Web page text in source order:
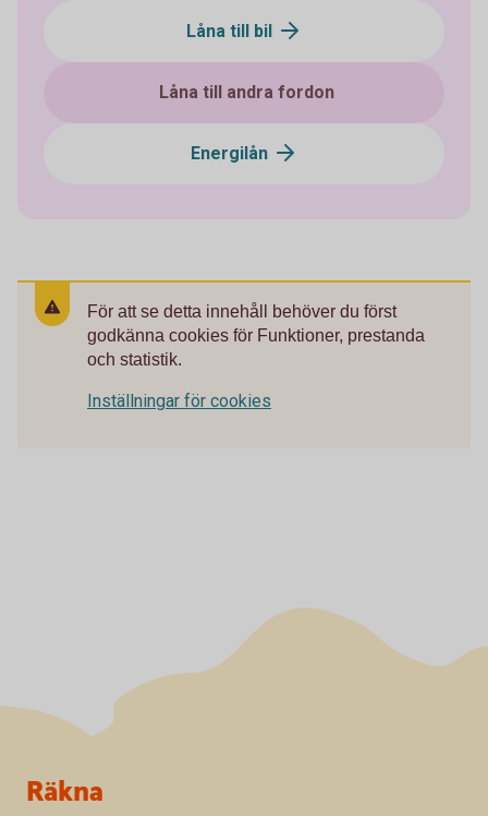
Låna till bil
Låna till andra fordon
Energilån
För att se detta innehåll behöver du först
godkänna cookies för Funktioner, prestanda
och statistik.
Inställningar för cookies
Sidfot
Räkna